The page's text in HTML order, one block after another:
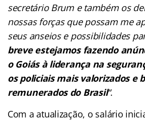
secretário Brum e também os
nossas forças que possam me
seus anseios e possibilidades
breve estejamos fazendo
o Goiás à liderança na
os policiais mais valorizados e
remunerados do Brasil“.
Com a atualização, o salário